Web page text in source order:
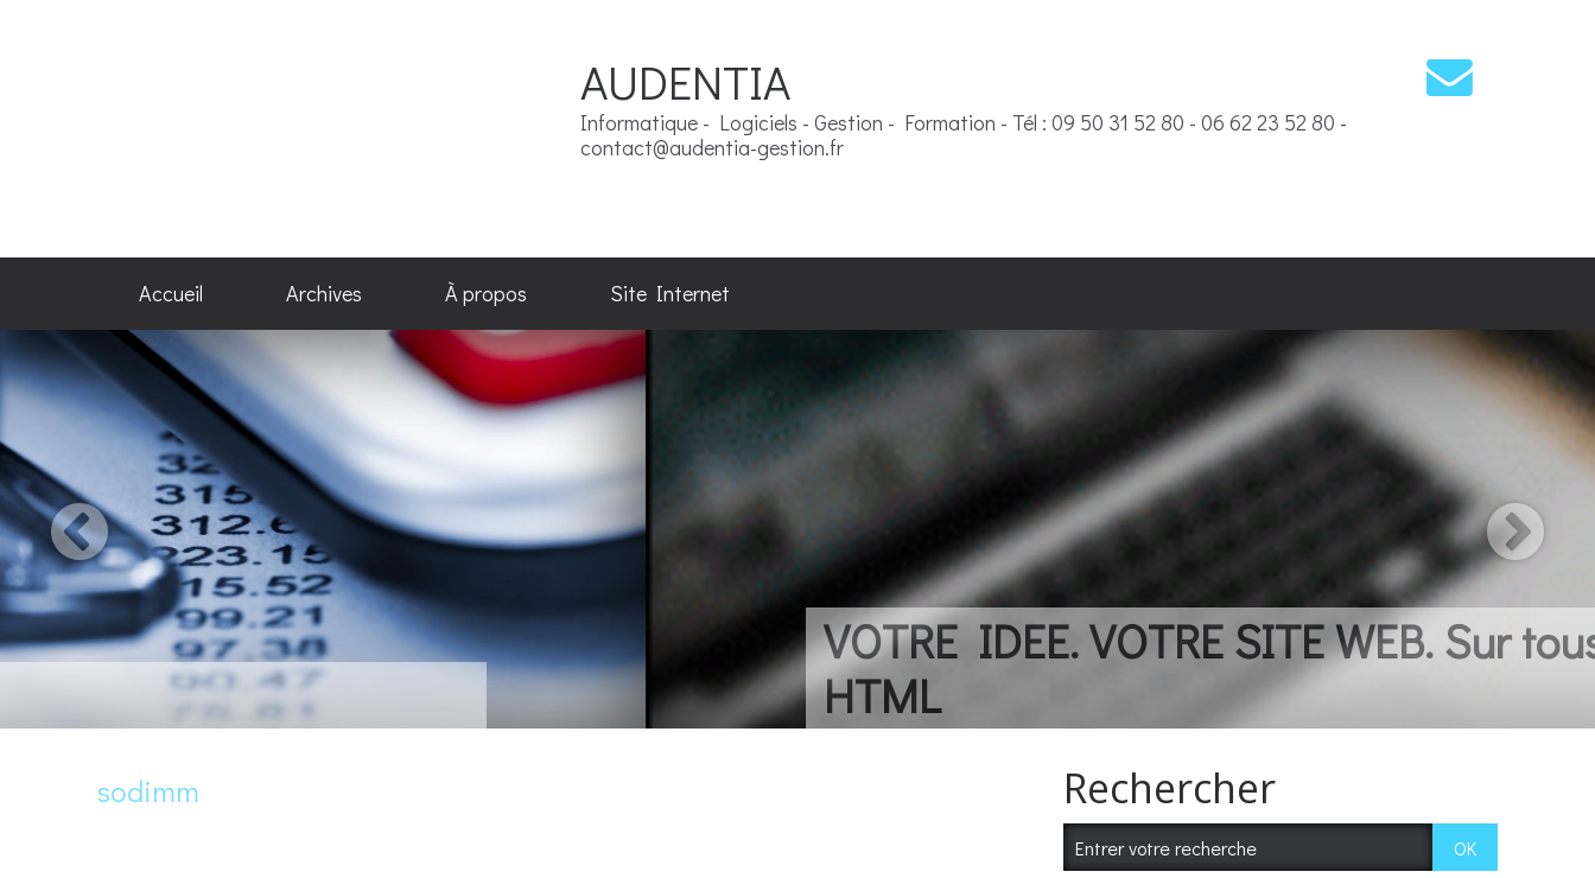
AUDENTIA
Informatique - Logiciels - Gestion - Formation - Tél : 09 50 31 52 80 - 06 62 23 52 80 -
contact@audentia-gestion.fr
Accueil Archives À propos Site Internet
VOTRE IDEE. VOTRE SITE WEB. Sur tous les appareils sans
HTML
sodimm Rechercher